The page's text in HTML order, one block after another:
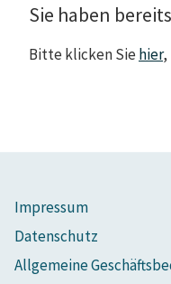
Sie haben
Bitte klicken Siehier,
Impressum
Datenschutz
Allgemeine